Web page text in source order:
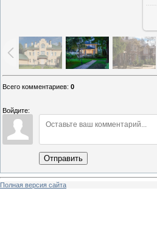
Всего комментариев: 0
Войдите:
Отправить
Полная версия сайта